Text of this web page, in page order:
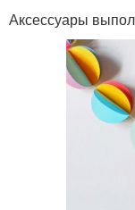
Аксессуары